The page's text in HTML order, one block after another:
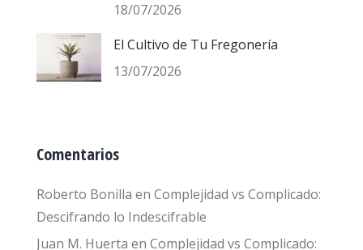
18/07/2026
El Cultivo de Tu Fregonería
13/07/2026
Comentarios
Roberto Bonilla en Complejidad vs Complicado:
Descifrando lo Indescifrable
Juan M. Huerta en Complejidad vs Complicado: